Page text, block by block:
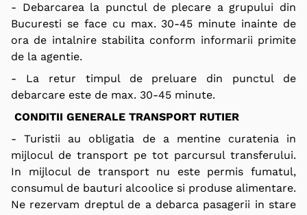
- Debarcarea la punctul de plecare a grupului din
Bucuresti se face cu max. 30-45 minute inainte de
ora de intalnire stabilita conform informarii primite
de la agentie.
- La retur timpul de preluare din punctul de
debarcare este de max. 30-45 minute.
CONDITII GENERALE TRANSPORT RUTIER
- Turistii au obligatia de a mentine curatenia in
mijlocul de transport pe tot parcursul transferului.
In mijlocul de transport nu este permis fumatul,
consumul de bauturi alcoolice si produse alimentare.
Ne rezervam dreptul de a debarca pasagerii in stare